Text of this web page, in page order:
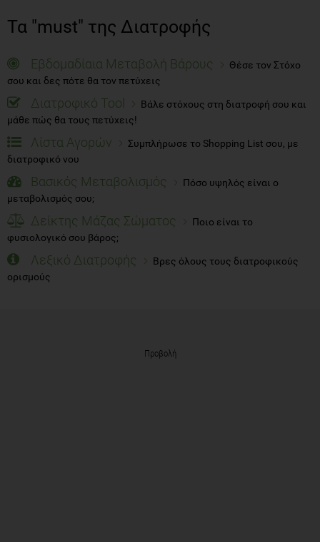
Τα "must" της Διατροφής
Εβδομαδίαια Μεταβολή Βάρους
Θέσε τον Στόχο
σου και δες πότε θα τον πετύχεις
Διατροφικό Tool
Βάλε στόχους στη διατροφή σου και
μάθε πώς θα τους πετύχεις!
Λίστα Αγορών
Συμπλήρωσε το Shopping List σου, με
διατροφικό νου
Βασικός Μεταβολισμός
Πόσο υψηλός είναι ο
μεταβολισμός σου;
Δείκτης Μάζας Σώματος
Ποιο είναι το
φυσιολογικό σου βάρος;
Λεξικό Διατροφής
Βρες όλους τους διατροφικούς
ορισμούς
Προβολή